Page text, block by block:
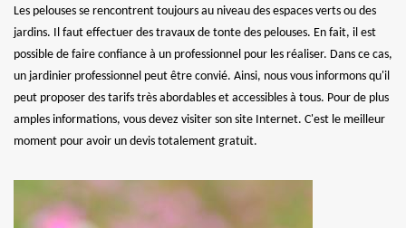
Les pelouses se rencontrent toujours au niveau des espaces verts ou des
jardins. Il faut effectuer des travaux de tonte des pelouses. En fait, il est
possible de faire confiance à un professionnel pour les réaliser. Dans ce cas,
un jardinier professionnel peut être convié. Ainsi, nous vous informons qu'il
peut proposer des tarifs très abordables et accessibles à tous. Pour de plus
amples informations, vous devez visiter son site Internet. C'est le meilleur
moment pour avoir un devis totalement gratuit.